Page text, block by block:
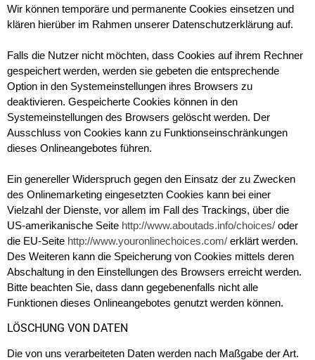
Wir können temporäre und permanente Cookies einsetzen und
klären hierüber im Rahmen unserer Datenschutzerklärung auf.
Falls die Nutzer nicht möchten, dass Cookies auf ihrem Rechner
gespeichert werden, werden sie gebeten die entsprechende
Option in den Systemeinstellungen ihres Browsers zu
deaktivieren. Gespeicherte Cookies können in den
Systemeinstellungen des Browsers gelöscht werden. Der
Ausschluss von Cookies kann zu Funktionseinschränkungen
dieses Onlineangebotes führen.
Ein genereller Widerspruch gegen den Einsatz der zu Zwecken
des Onlinemarketing eingesetzten Cookies kann bei einer
Vielzahl der Dienste, vor allem im Fall des Trackings, über die
US-amerikanische Seite http://www.aboutads.info/choices/ oder
die EU-Seite http://www.youronlinechoices.com/ erklärt werden.
Des Weiteren kann die Speicherung von Cookies mittels deren
Abschaltung in den Einstellungen des Browsers erreicht werden.
Bitte beachten Sie, dass dann gegebenenfalls nicht alle
Funktionen dieses Onlineangebotes genutzt werden können.
LÖSCHUNG VON DATEN
Die von uns verarbeiteten Daten werden nach Maßgabe der Art.